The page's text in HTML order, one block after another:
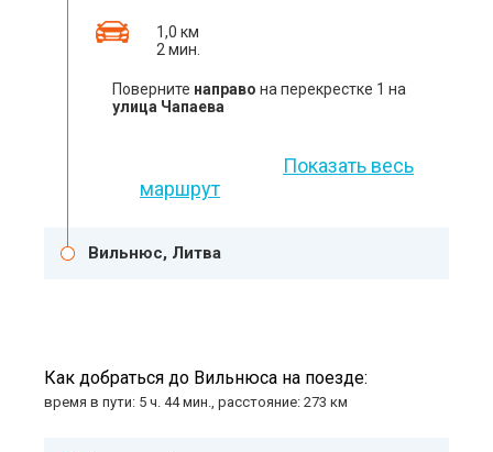
1,0 км
2 мин.
Поверните направо на перекрестке 1 на
улица Чапаева
Показать весь
маршрут
Вильнюс, Литва
Как добраться до Вильнюса на поезде:
время в пути: 5 ч. 44 мин., расстояние: 273 км